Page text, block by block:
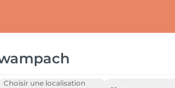
Choisir une localisation